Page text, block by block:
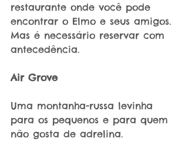
restaurante onde você pode
encontrar o Elmo e seus amigos.
Mas é necessário reservar com
antecedência.
Air Grove
Uma montanha-russa levinha
para os pequenos e para quem
não gosta de adrelina.